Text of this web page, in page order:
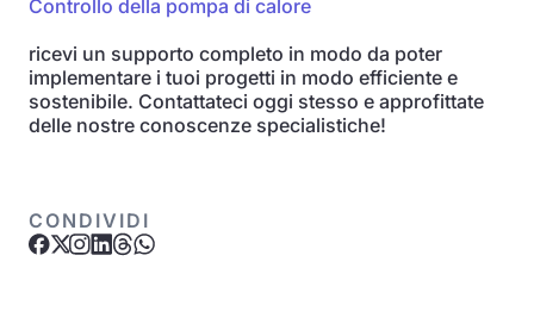
Controllo della pompa di calore
ricevi un supporto completo in modo da poter
implementare i tuoi progetti in modo efficiente e
sostenibile. Contattateci oggi stesso e approfittate
delle nostre conoscenze specialistiche!
CONDIVIDI